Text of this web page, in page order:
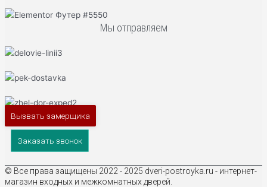
Мы отправляем
Вызвать замерщика
Заказать звонок
© Все права защищены 2022 - 2025 dveri-postroyka.ru - интернет-
магазин входных и межкомнатных дверей.